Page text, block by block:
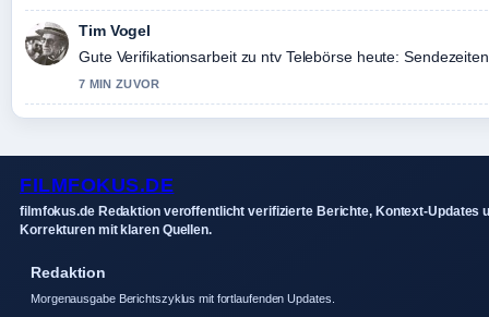
Tim Vogel
Gute Verifikationsarbeit zu ntv Telebörse heute:
7 MIN ZUVOR
FILMFOKUS.DE
filmfokus.de Redaktion veroffentlicht verifizierte Berichte, Kontext-Updates
Korrekturen mit klaren Quellen.
Redaktion
Morgenausgabe Berichtszyklus mit fortlaufenden Updates.